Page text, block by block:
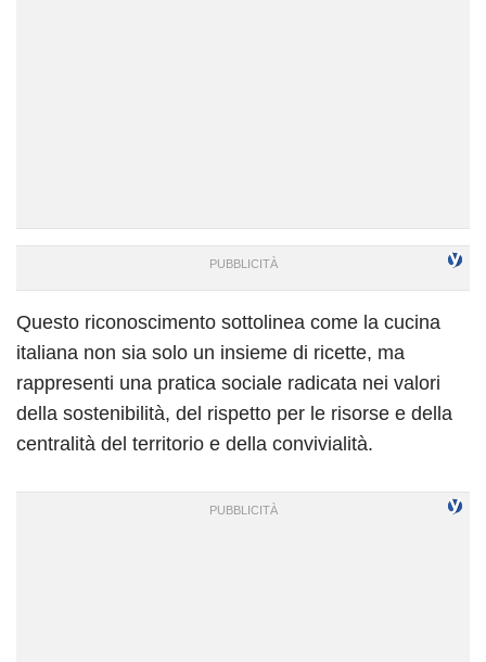
Questo riconoscimento sottolinea come la cucina
italiana non sia solo un insieme di ricette, ma
rappresenti una pratica sociale radicata nei valori
della sostenibilità, del rispetto per le risorse e della
centralità del territorio e della convivialità.